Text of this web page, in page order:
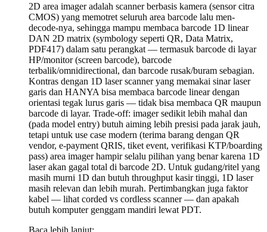
2D area imager adalah scanner berbasis kamera (sensor citra
CMOS) yang memotret seluruh area barcode lalu men-
decode-nya, sehingga mampu membaca barcode 1D linear
DAN 2D matrix (symbology seperti QR, Data Matrix,
PDF417) dalam satu perangkat — termasuk barcode di layar
HP/monitor (screen barcode), barcode
terbalik/omnidirectional, dan barcode rusak/buram sebagian.
Kontras dengan 1D laser scanner yang memakai sinar laser
garis dan HANYA bisa membaca barcode linear dengan
orientasi tegak lurus garis — tidak bisa membaca QR maupun
barcode di layar. Trade-off: imager sedikit lebih mahal dan
(pada model entry) butuh aiming lebih presisi pada jarak jauh,
tetapi untuk use case modern (terima barang dengan QR
vendor, e-payment QRIS, tiket event, verifikasi KTP/boarding
pass) area imager hampir selalu pilihan yang benar karena 1D
laser akan gagal total di barcode 2D. Untuk gudang/ritel yang
masih murni 1D dan butuh throughput kasir tinggi, 1D laser
masih relevan dan lebih murah. Pertimbangkan juga faktor
kabel — lihat corded vs cordless scanner — dan apakah
butuh komputer genggam mandiri lewat PDT.
Baca lebih lanjut: